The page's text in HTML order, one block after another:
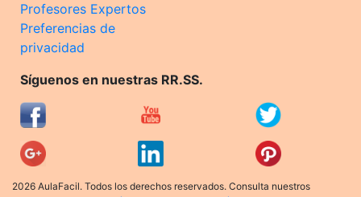
Profesores Expertos
Preferencias de
privacidad
Síguenos en nuestras RR.SS.
2026 AulaFacil. Todos los derechos reservados. Consulta nuestros